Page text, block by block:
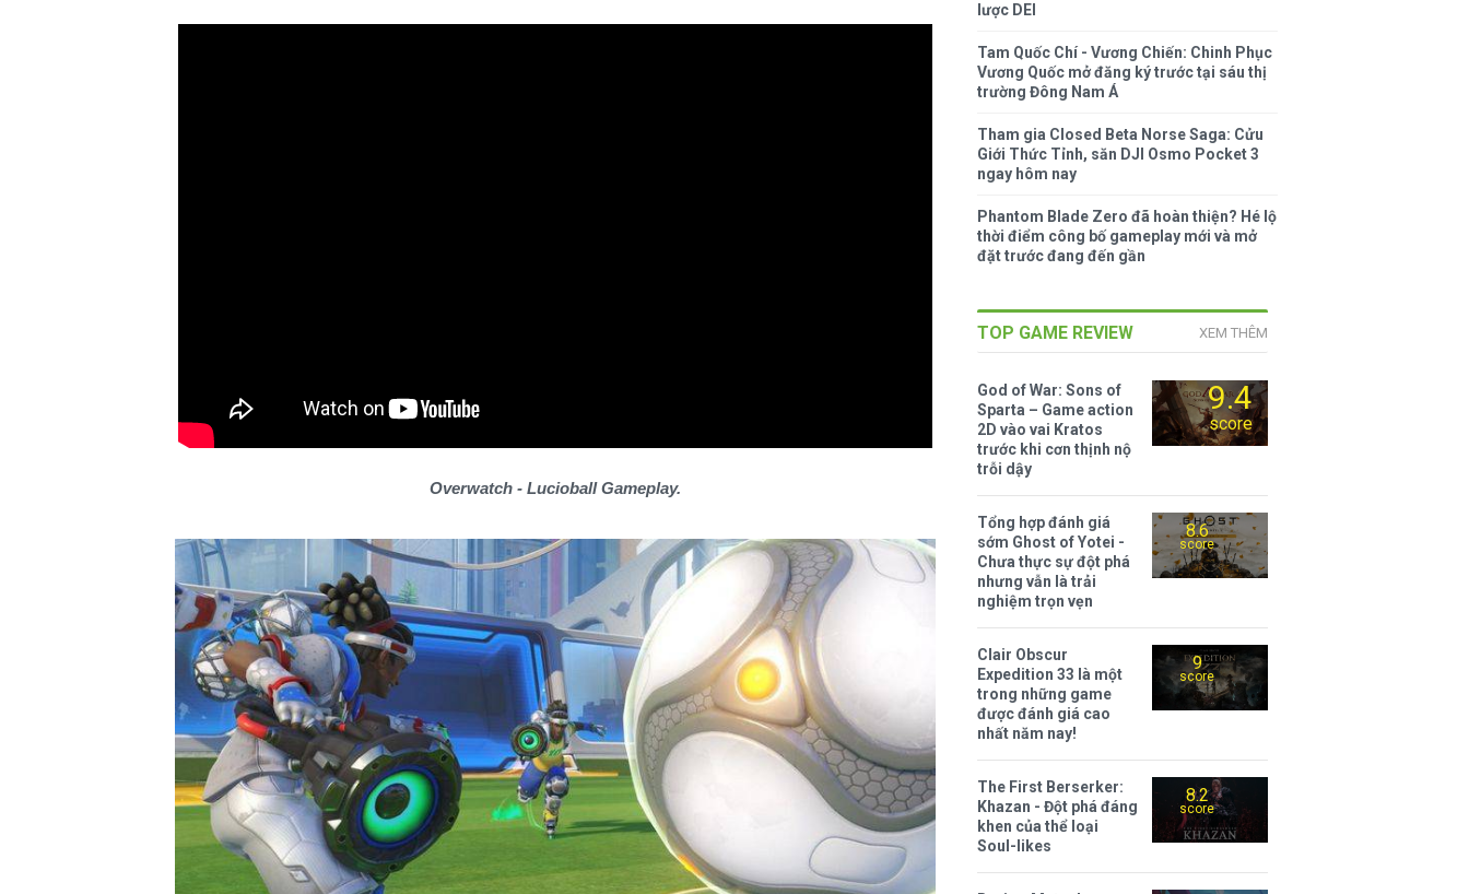
Overwatch - Lucioball Gameplay.
lược DEI
Tam Quốc Chí - Vương Chiến: Chinh Phục
Vương Quốc mở đăng ký trước tại sáu thị
trường Đông Nam Á
Tham gia Closed Beta Norse Saga: Cửu
Giới Thức Tỉnh, săn DJI Osmo Pocket 3
ngay hôm nay
Phantom Blade Zero đã hoàn thiện? Hé lộ
thời điểm công bố gameplay mới và mở
đặt trước đang đến gần
TOP GAME REVIEW XEM THÊM
9.4
score
God of War: Sons of
Sparta – Game action
2D vào vai Kratos
trước khi cơn thịnh nộ
trỗi dậy
8.6
score
Tổng hợp đánh giá
sớm Ghost of Yotei -
Chưa thực sự đột phá
nhưng vẫn là trải
nghiệm trọn vẹn
9
score
Clair Obscur
Expedition 33 là một
trong những game
được đánh giá cao
nhất năm nay!
8.2
score
The First Berserker:
Khazan - Đột phá đáng
khen của thể loại
Soul-likes